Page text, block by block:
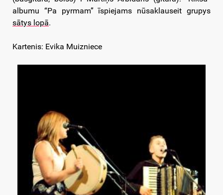
albumu “Pa pyrmam” īspiejams nūsaklauseit grupys
sātys lopā.
Kartenis: Evika Muizniece